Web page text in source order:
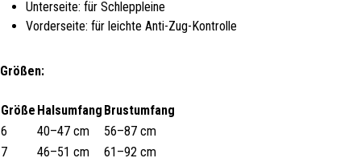
Unterseite: für Schleppleine
Vorderseite: für leichte Anti-Zug-Kontrolle
Größen:
Größe Halsumfang Brustumfang
6
40–47 cm
56–87 cm
7
46–51 cm
61–92 cm